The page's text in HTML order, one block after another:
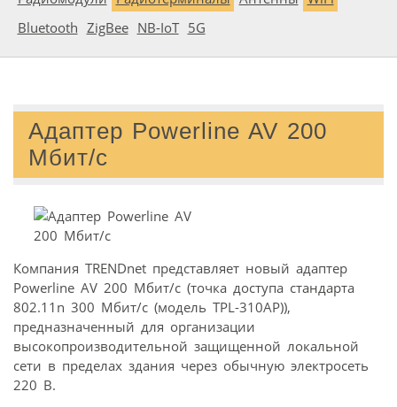
Bluetooth ZigBee NB-IoT 5G
Адаптер Powerline AV 200
Мбит/с
Компания TRENDnet представляет новый адаптер
Powerline AV 200 Мбит/с (точка доступа стандарта
802.11n 300 Мбит/с (модель TPL-310AP)),
предназначенный для организации
высокопроизводительной защищенной локальной
сети в пределах здания через обычную электросеть
220 В.